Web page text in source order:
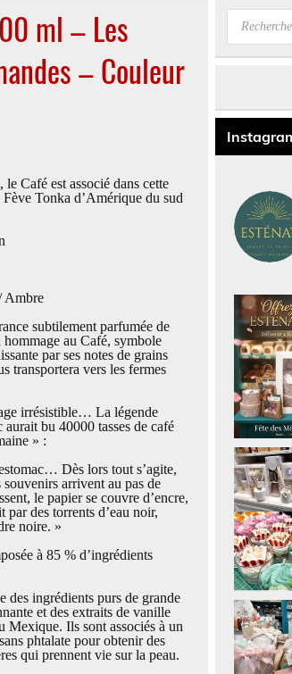
ml – Les
– Couleur
Café est associé dans cette
Tonka d’Amérique du sud
Ambre
subtilement parfumée de
hommage au Café, symbole
par ses notes de grains
transportera vers les fermes
irrésistible… La légende
bu 40000 tasses de café
» :
Dès lors tout s’agite,
arrivent au pas de
le papier se couvre d’encre,
des torrents d’eau noir,
noire. »
à 85 % d’ingrédients
des ingrédients purs de grande
et des extraits de vanille
Mexique. Ils sont associés à un
phtalate pour obtenir des
qui prennent vie sur la peau.
Recherche
produits